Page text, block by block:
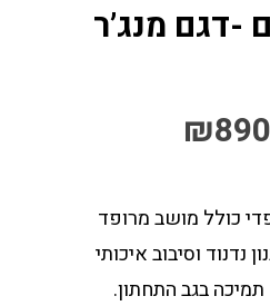
-דגם מנג’ר
₪
כולל מושב מרופד
נדנוד וסיבוב איכותי
בגב התחתון.